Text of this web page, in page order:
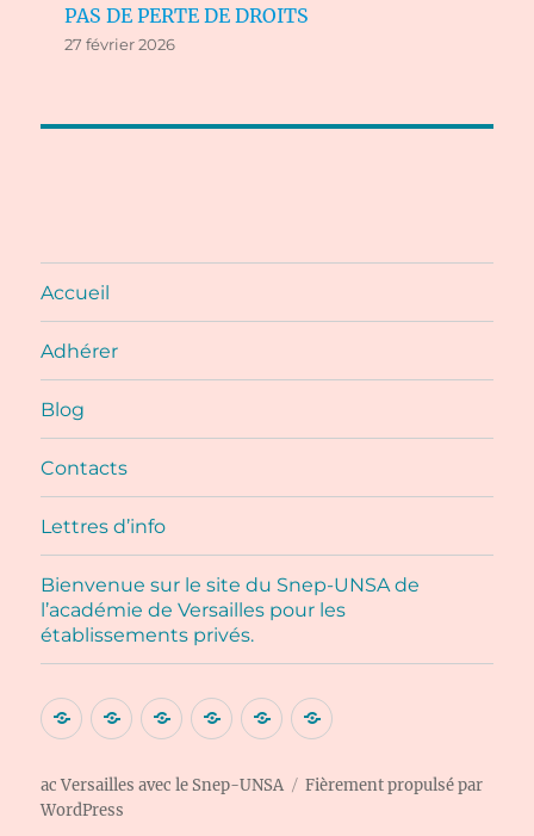
PAS DE PERTE DE DROITS
27 février 2026
Accueil
Adhérer
Blog
Contacts
Lettres d’info
Bienvenue sur le site du Snep-UNSA de
l’académie de Versailles pour les
établissements privés.
AccueilAdhérer
Blog Contacts
LettresBienvenue
le
ac Versailles avec le Snep-UNSA
Fièrement propulsé par
WordPress